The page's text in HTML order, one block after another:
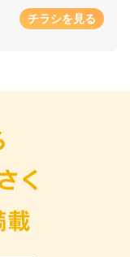
チラシを見る